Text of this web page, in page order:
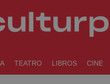
TEATRO LIBROS CINE